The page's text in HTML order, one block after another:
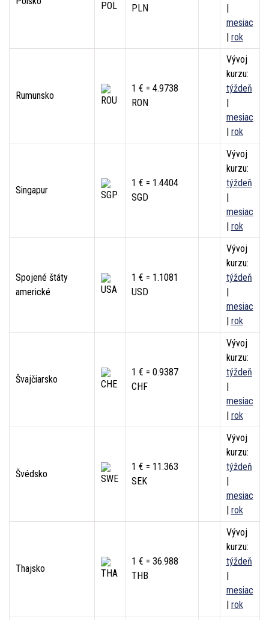
PLN
|
mesiac
| rok
Rumunsko
1 € = 4.9738
RON
Vývoj
kurzu:
týždeň
|
mesiac
| rok
Singapur
1 € = 1.4404
SGD
Vývoj
kurzu:
týždeň
|
mesiac
| rok
Spojené štáty
americké
1 € = 1.1081
USD
Vývoj
kurzu:
týždeň
|
mesiac
| rok
Švajčiarsko
1 € = 0.9387
CHF
Vývoj
kurzu:
týždeň
|
mesiac
| rok
Švédsko
1 € = 11.363
SEK
Vývoj
kurzu:
týždeň
|
mesiac
| rok
Thajsko
1 € = 36.988
THB
Vývoj
kurzu:
týždeň
|
mesiac
| rok